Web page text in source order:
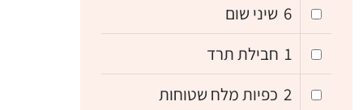
6 שיני שום
1 חבילת תרד
2 כפיות מלח שטוחות